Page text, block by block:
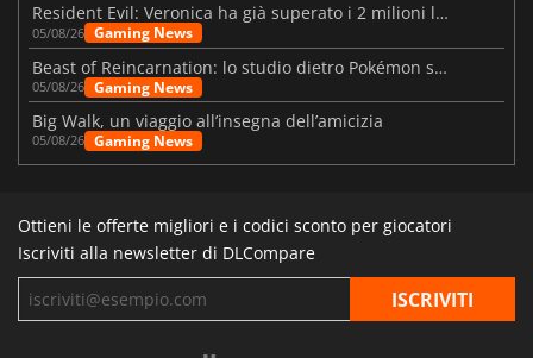
Resident Evil: Veronica ha già superato i 2 milioni liste dei desideri
05/08/26 Gaming News
Beast of Reincarnation: lo studio dietro Pokémon su una nuova strada
05/08/26 Gaming News
Big Walk, un viaggio all’insegna dell’amicizia
05/08/26 Gaming News
Ottieni le offerte migliori e i codici sconto per giocatori
Iscriviti alla newsletter di DLCompare